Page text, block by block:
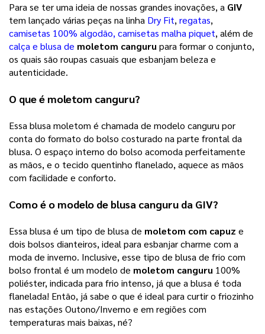
Para se ter uma ideia de nossas grandes inovações, a GIV
tem lançado várias peças na linha Dry Fit, regatas
camisetas 100% algodão, camisetas malha piquet
calça e blusa de moletom canguru para formar o conjunto,
os quais são roupas casuais que esbanjam beleza e
autenticidade.
O que é moletom canguru?
Essa blusa moletom é chamada de modelo canguru por
conta do formato do bolso costurado na parte frontal da
blusa. O espaço interno do bolso acomoda perfeitamente
as mãos, e o tecido quentinho flanelado, aquece as mãos
com facilidade e conforto.
Como é o modelo de blusa canguru da GIV?
Essa blusa é um tipo de blusa de moletom com capuz e
dois bolsos dianteiros, ideal para esbanjar charme com a
moda de inverno. Inclusive, esse tipo de blusa de frio com
bolso frontal é um modelo de moletom canguru 100%
poliéster, indicada para frio intenso, já que a blusa é toda
flanelada! Então, já sabe o que é ideal para curtir o friozinho
nas estações Outono/Inverno e em regiões com
temperaturas mais baixas, né?